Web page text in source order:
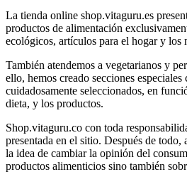
La tienda online shop.vitaguru.es
productos de alimentación
ecológicos, artículos para el hogar y los
También atendemos a vegetarianos y
ello, hemos creado secciones especiales
cuidadosamente seleccionados, en
dieta, y los productos.
Shop.vitaguru.co con toda
presentada en el sitio. Después de
la idea de cambiar la opinión del
productos alimenticios sino también